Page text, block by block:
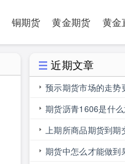
铜期货 黄金期货 黄金
近期文章
预示期货市场的走势
期货沥青1606是什
上期所商品期货到期
期货中怎么才能做到